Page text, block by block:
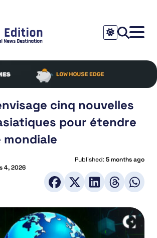
cinq nouvelles
pour étendre
Published:5 months ago
4, 2026